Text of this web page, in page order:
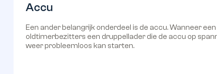
Accu
Een ander belangrijk onderdeel is de accu. Wanneer
oldtimerbezitters een druppellader die de accu op
weer probleemloos kan starten.